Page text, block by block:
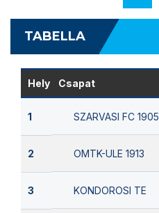
TABELLA
Hely Csapat
1 SZARVASI FC 1905
2 OMTK-ULE 1913
3 KONDOROSI TE